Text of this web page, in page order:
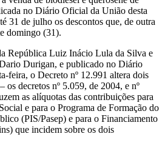
no Diário Oficial da União desta
31 de julho os descontos que, de outra
domingo (31).
República Luiz Inácio Lula da Silva e
Durigan, e publicado no Diário
feira, o Decreto nº 12.991 altera dois
os decretos nº 5.059, de 2004, e nº
as alíquotas das contribuições para
e para o Programa de Formação do
(PIS/Pasep) e para o Financiamento
que incidem sobre os dois